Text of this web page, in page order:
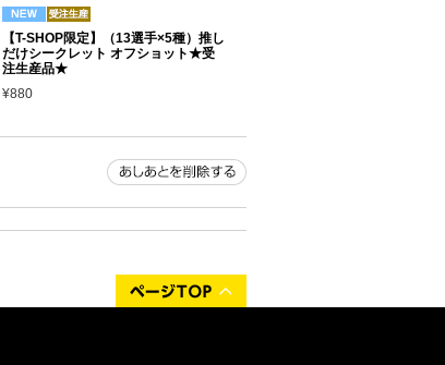
【T-SHOP限定】（13選手×5種）推し
だけシークレット オフショット★受
注生産品★
¥880